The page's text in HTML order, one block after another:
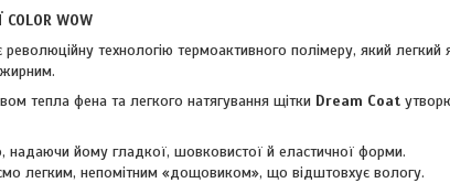
WOW
революційну технологію термоактивного полімеру, який легкий
тепла фена та легкого натягування щітки Dream Coat
надаючи йому гладкої, шовковистої й еластичної форми.
легким, непомітним «дощовиком», що відштовхує вологу.